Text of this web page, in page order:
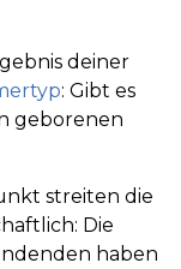
deiner
: Gibt es
geborenen
streiten die
Die
haben